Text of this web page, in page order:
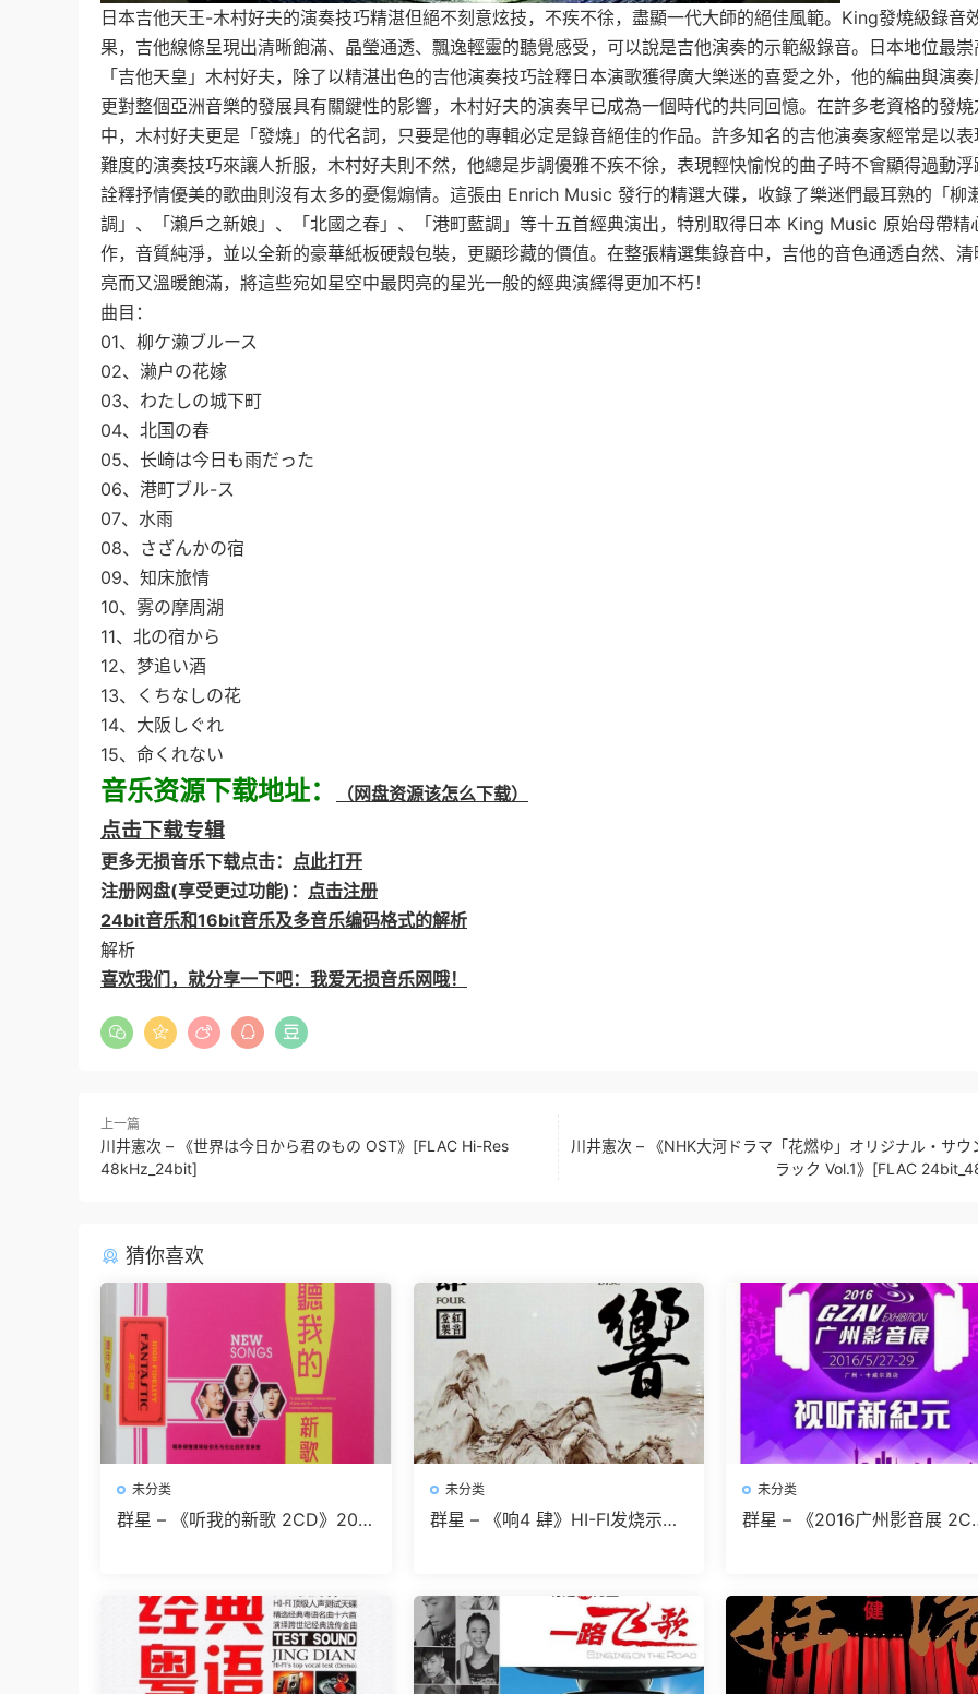
日本吉他天王-木村好夫的演奏技巧精湛但絕不刻意炫技，不疾不徐，盡顯一代大師的絕佳風範。King發燒級錄音
果，吉他線條呈現出清晰飽滿、晶瑩通透、飄逸輕靈的聽覺感受，可以說是吉他演奏的示範級錄音。日本地位最崇
「吉他天皇」木村好夫，除了以精湛出色的吉他演奏技巧詮釋日本演歌獲得廣大樂迷的喜愛之外，他的編曲與演
更對整個亞洲音樂的發展具有關鍵性的影響，木村好夫的演奏早已成為一個時代的共同回憶。在許多老資格的發燒
中，木村好夫更是「發燒」的代名詞，只要是他的專輯必定是錄音絕佳的作品。許多知名的吉他演奏家經常是以表
難度的演奏技巧來讓人折服，木村好夫則不然，他總是步調優雅不疾不徐，表現輕快愉悅的曲子時不會顯得過動浮
詮釋抒情優美的歌曲則沒有太多的憂傷煽情。這張由 Enrich Music 發行的精選大碟，收錄了樂迷們最耳熟的「柳
調」、「瀨戶之新娘」、「北國之春」、「港町藍調」等十五首經典演出，特別取得日本 King Music 原始母帶精
作，音質純淨，並以全新的豪華紙板硬殼包裝，更顯珍藏的價值。在整張精選集錄音中，吉他的音色通透自然、清
亮而又溫暖飽滿，將這些宛如星空中最閃亮的星光一般的經典演繹得更加不朽！
曲目：
01、柳ケ濑ブルース
02、濑户の花嫁
03、わたしの城下町
04、北国の春
05、长崎は今日も雨だった
06、港町ブル-ス
07、水雨
08、さざんかの宿
09、知床旅情
10、雾の摩周湖
11、北の宿から
12、梦追い酒
13、くちなしの花
14、大阪しぐれ
15、命くれない
音乐资源下载地址： （网盘资源该怎么下载）
点击下载专辑
更多无损音乐下载点击： 点此打开
注册网盘(享受更过功能)： 点击注册
24bit音乐和16bit音乐及多音乐编码格式的解析
解析
喜欢我们，就分享一下吧：我爱无损音乐网哦！
上一篇
川井憲次 – 《世界は今日から君のもの OST》[FLAC Hi-Res
48kHz_24bit]
川井憲次 – 《NHK大河ドラマ「花燃ゆ」オリジナル・サウ
ラック Vol.1》[FLAC
猜你喜欢
未分类
群星 – 《听我的新歌 2CD》201
未分类
群星 – 《响4 肆》HI-FI发烧示范
未分类
群星 – 《2016广州影音展 2C